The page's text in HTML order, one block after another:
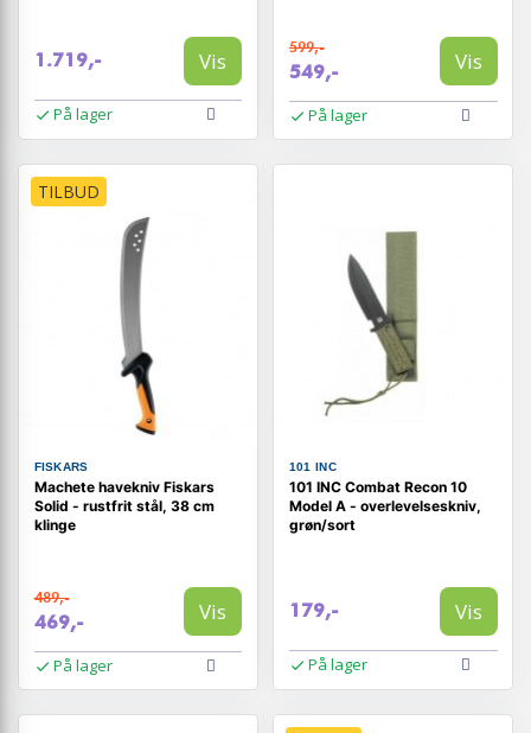
1.719,- Vis
På lager
599,-
549,- Vis
På lager
TILBUD
FISKARS
Machete havekniv Fiskars
Solid - rustfrit stål, 38 cm
klinge
489,-
469,- Vis
På lager
101 INC
101 INC Combat Recon 10
Model A - overlevelseskniv,
grøn/sort
179,- Vis
På lager